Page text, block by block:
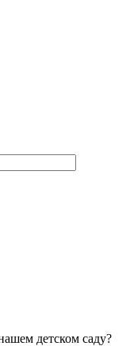
детском саду?